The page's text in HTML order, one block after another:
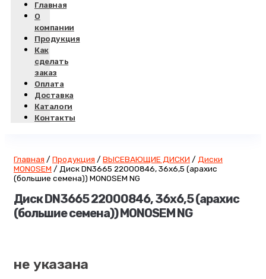
Главная
О
компании
Продукция
Как
сделать
заказ
Оплата
Доставка
Каталоги
Контакты
Главная / Продукция / ВЫСЕВАЮЩИЕ ДИСКИ / Диски
MONOSEM / Диск DN3665 22000846, 36х6,5 (арахис
(большие семена)) MONOSEM NG
Диск DN3665 22000846, 36х6,5 (арахис
(большие семена)) MONOSEM NG
не указана